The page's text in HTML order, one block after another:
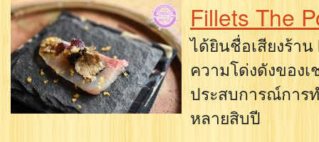
Fillets The
ได้ยินชื่อเสียงร้าน
ความโด่งดังของ
ประสบการณ์การ
หลายสิบปี